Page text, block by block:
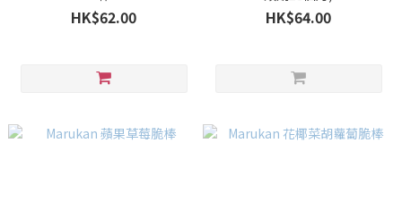
HK$62.00 HK$64.00